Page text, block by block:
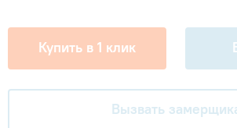
Купить в 1 клик
Вызвать